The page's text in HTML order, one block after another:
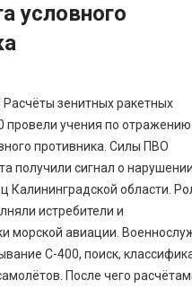
условного
зенитных ракетных
провели учения по отражению
противника. Силы ПВО
получили сигнал о нарушении
Калининградской области.
истребители и
морской авиации.
С-400, поиск,
После чего